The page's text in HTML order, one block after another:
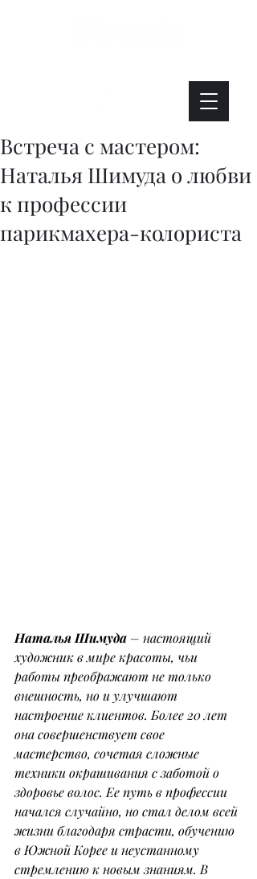
Встреча с мастером:
Наталья Шимуда о любви
к профессии
парикмахера-колориста
Наталья Шимуда – настоящий
художник в мире красоты, чьи
работы преображают не только
внешность, но и улучшают
настроение клиентов. Более 20 лет
она совершенствует свое
мастерство, сочетая сложные
техники окрашивания с заботой о
здоровье волос. Ее путь в профессии
начался случайно, но стал делом всей
жизни благодаря страсти, обучению
в Южной Корее и неустанному
стремлению к новым знаниям. В